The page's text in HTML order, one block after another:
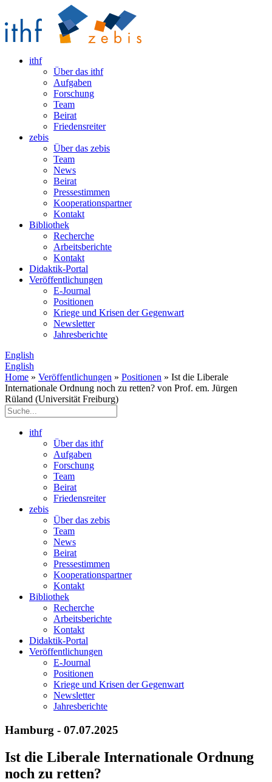
ithf
Über das ithf
Aufgaben
Forschung
Team
Beirat
Friedensreiter
zebis
Über das zebis
Team
News
Beirat
Pressestimmen
Kooperationspartner
Kontakt
Bibliothek
Recherche
Arbeitsberichte
Kontakt
Didaktik-Portal
Veröffentlichungen
E­-Journal
Positionen
Kriege und Krisen der Gegenwart
Newsletter
Jahresberichte
English
English
Home » Veröffentlichungen » Positionen » Ist die Liberale
Internationale Ordnung noch zu retten? von Prof. em. Jürgen
Rüland (Universität Freiburg)
ithf
Über das ithf
Aufgaben
Forschung
Team
Beirat
Friedensreiter
zebis
Über das zebis
Team
News
Beirat
Pressestimmen
Kooperationspartner
Kontakt
Bibliothek
Recherche
Arbeitsberichte
Kontakt
Didaktik-Portal
Veröffentlichungen
E­-Journal
Positionen
Kriege und Krisen der Gegenwart
Newsletter
Jahresberichte
Hamburg - 07.07.2025
Ist die Liberale Internationale Ordnung
noch zu retten?